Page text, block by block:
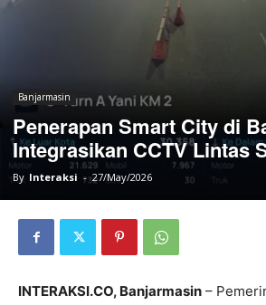
Banjarmasin
Penerapan Smart City di
Integrasikan CCTV Lintas
By Interaksi - 27/May/2026
INTERAKSI.CO, Banjarmasin –